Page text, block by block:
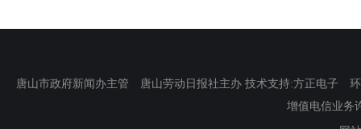
唐山市政府新闻办主管 唐山劳动日报社主办 技术支持:方正电子
增值电信业务